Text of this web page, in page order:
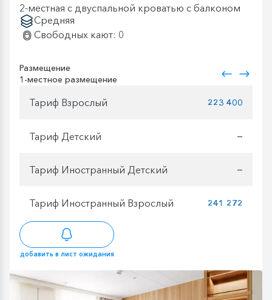
2-местная с двуспальной кроватью с балконом
Средняя
Свободных кают: 0
Размещение
1-местное размещение
Тариф Взрослый 223 400
Тариф Детский —
Тариф Иностранный Детский —
Тариф Иностранный Взрослый 241 272
добавить в лист ожидания